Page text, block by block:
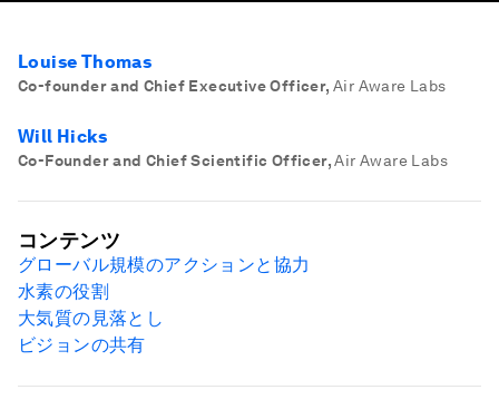
Louise Thomas
Co-founder and Chief Executive Officer, Air Aware Labs
Will Hicks
Co-Founder and Chief Scientific Officer, Air Aware Labs
コンテンツ
グローバル規模のアクションと協力
水素の役割
大気質の見落とし
ビジョンの共有